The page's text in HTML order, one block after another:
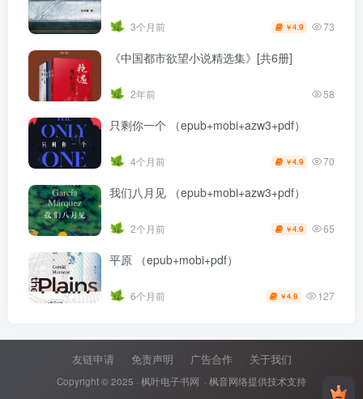
3个月前 ￥4.9 73
《中国都市欲望小说精选集》[共6册]
2年前 58
只剩你一个 （epub+mobi+azw3+pdf）
4个月前 ￥4.9 70
我们八月见 （epub+mobi+azw3+pdf）
2个月前 ￥4.9 65
平原 （epub+mobi+pdf）
6个月前 ￥4.9 127
友链申请 免责声明 广告合作 关于我们
Copyright © 2025 · 枫叶电子书网 · 枫音网络提供技术支持